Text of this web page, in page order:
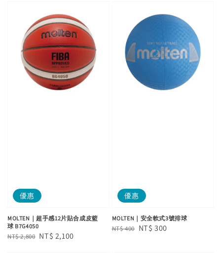
優惠
MOLTEN｜超手感12片貼合成皮籃
球 B7G4050
Regular
NT$ 2,800 Sale
NT$ 2,100
優惠
MOLTEN｜安全軟式3號排球
Regular
NT$ 400 Sale
NT$ 300